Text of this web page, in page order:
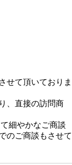
せて頂いておりま
、直接の訪問商
細やかなご商談
のご商談もさせて